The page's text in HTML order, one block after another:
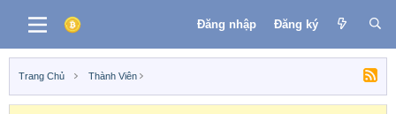
Đăng nhập Đăng ký
Trang Chủ Thành Viên